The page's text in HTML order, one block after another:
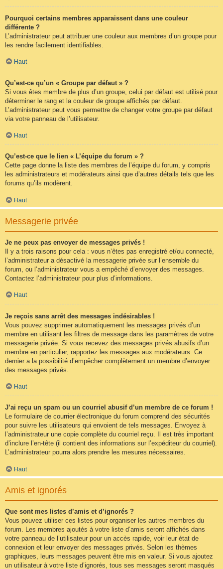
Pourquoi certains membres apparaissent dans une couleur
différente ?
L’administrateur peut attribuer une couleur aux membres d’un groupe pour
les rendre facilement identifiables.
Haut
Qu’est-ce qu’un « Groupe par défaut » ?
Si vous êtes membre de plus d’un groupe, celui par défaut est utilisé pour
déterminer le rang et la couleur de groupe affichés par défaut.
L’administrateur peut vous permettre de changer votre groupe par défaut
via votre panneau de l’utilisateur.
Haut
Qu’est-ce que le lien « L’équipe du forum » ?
Cette page donne la liste des membres de l’équipe du forum, y compris
les administrateurs et modérateurs ainsi que d’autres détails tels que les
forums qu’ils modèrent.
Haut
Messagerie privée
Je ne peux pas envoyer de messages privés !
Il y a trois raisons pour cela : vous n’êtes pas enregistré et/ou connecté,
l’administrateur a désactivé la messagerie privée sur l’ensemble du
forum, ou l’administrateur vous a empêché d’envoyer des messages.
Contactez l’administrateur pour plus d’informations.
Haut
Je reçois sans arrêt des messages indésirables !
Vous pouvez supprimer automatiquement les messages privés d’un
membre en utilisant les filtres de message dans les paramètres de votre
messagerie privée. Si vous recevez des messages privés abusifs d’un
membre en particulier, rapportez les messages aux modérateurs. Ce
dernier a la possibilité d’empêcher complètement un membre d’envoyer
des messages privés.
Haut
J’ai reçu un spam ou un courriel abusif d’un membre de ce forum !
Le formulaire de courrier électronique du forum comprend des sécurités
pour suivre les utilisateurs qui envoient de tels messages. Envoyez à
l’administrateur une copie complète du courriel reçu. Il est très important
d’inclure l’en-tête (il contient des informations sur l’expéditeur du courriel).
L’administrateur pourra alors prendre les mesures nécessaires.
Haut
Amis et ignorés
Que sont mes listes d’amis et d’ignorés ?
Vous pouvez utiliser ces listes pour organiser les autres membres du
forum. Les membres ajoutés à votre liste d’amis seront affichés dans
votre panneau de l’utilisateur pour un accès rapide, voir leur état de
connexion et leur envoyer des messages privés. Selon les thèmes
graphiques, leurs messages peuvent être mis en valeur. Si vous ajoutez
un utilisateur à votre liste d’ignorés, tous ses messages seront masqués